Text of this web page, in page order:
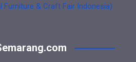
Furniture & Craft Fair Indonesia)